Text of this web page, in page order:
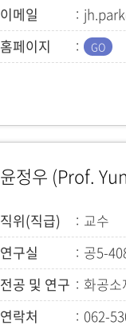
이메일
홈페이지
윤정우 (Prof.
직위(직급)
교수
연구실
공5-
전공 및 연구
화공
(전기
연락처
062-